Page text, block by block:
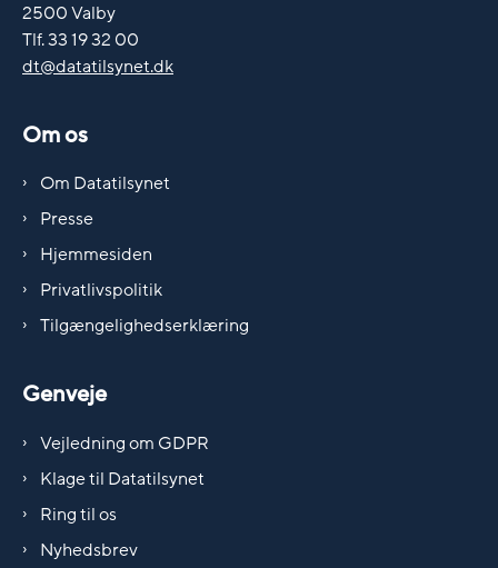
2500 Valby
Tlf. 33 19 32 00
dt@datatilsynet.dk
Om os
Om Datatilsynet
Presse
Hjemmesiden
Privatlivspolitik
Tilgængelighedserklæring
Genveje
Vejledning om GDPR
Klage til Datatilsynet
Ring til os
Nyhedsbrev